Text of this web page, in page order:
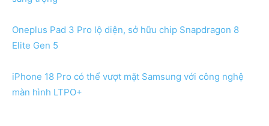
Oneplus Pad 3 Pro lộ diện, sở hữu chip Snapdragon 8
Elite Gen 5
iPhone 18 Pro có thể vượt mặt Samsung với công nghệ
màn hình LTPO+